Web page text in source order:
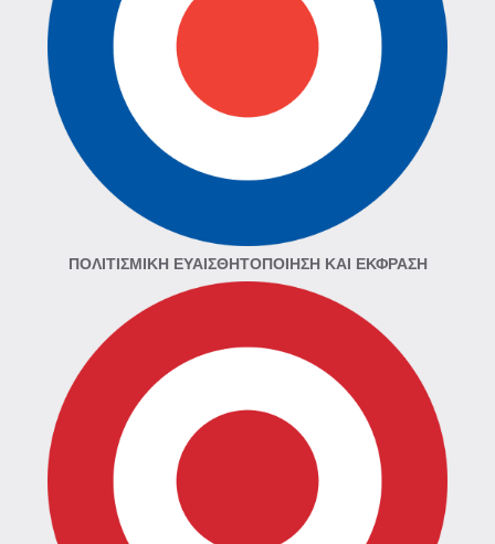
ΠΟΛΙΤΙΣΜΙΚΉ ΕΥΑΙΣΘΗΤΟΠΟΊΗΣΗ ΚΑΙ ΈΚΦΡΑΣΗ